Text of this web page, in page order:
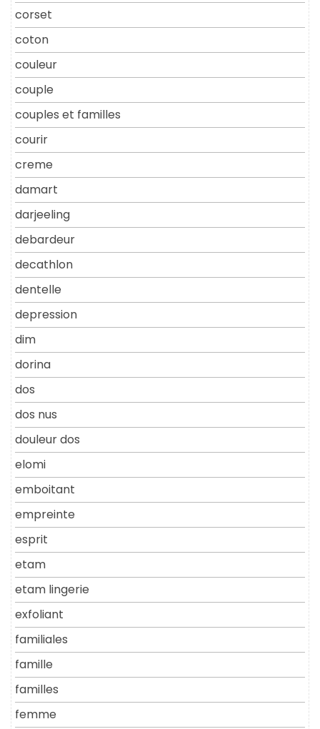
corset
coton
couleur
couple
couples et familles
courir
creme
damart
darjeeling
debardeur
decathlon
dentelle
depression
dim
dorina
dos
dos nus
douleur dos
elomi
emboitant
empreinte
esprit
etam
etam lingerie
exfoliant
familiales
famille
familles
femme